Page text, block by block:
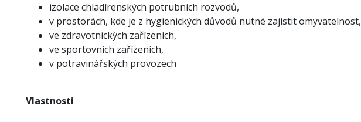
izolace chladírenských potrubních rozvodů,
v prostorách, kde je z hygienických důvodů nutné zajistit omyvatelnost,
ve zdravotnických zařízeních,
ve sportovních zařízeních,
v potravinářských provozech
Vlastnosti